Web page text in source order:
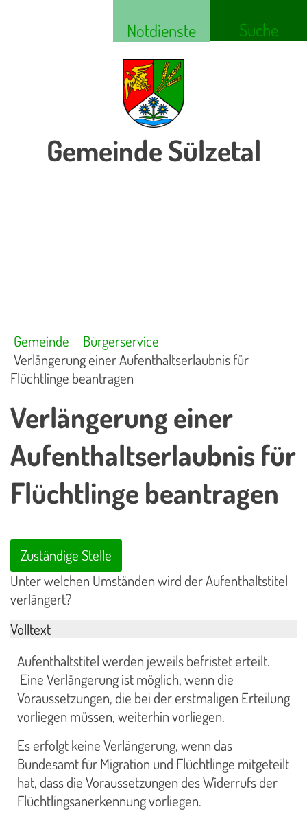
Notdienste Suche
Gemeinde Sülzetal
Gemeinde
Bürgerservice
Verlängerung einer Aufenthaltserlaubnis für
Flüchtlinge beantragen
Verlängerung einer
Aufenthaltserlaubnis für
Flüchtlinge beantragen
Zuständige Stelle
Unter welchen Umständen wird der Aufenthaltstitel
verlängert?
Volltext
Aufenthaltstitel werden jeweils befristet erteilt.
Eine Verlängerung ist möglich, wenn die
Voraussetzungen, die bei der erstmaligen Erteilung
vorliegen müssen, weiterhin vorliegen.
Es erfolgt keine Verlängerung, wenn das
Bundesamt für Migration und Flüchtlinge mitgeteilt
hat, dass die Voraussetzungen des Widerrufs der
Flüchtlingsanerkennung vorliegen.